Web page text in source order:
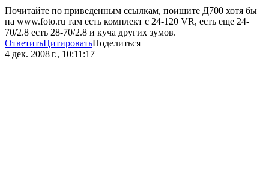
Почитайте по приведенным ссылкам, поищите Д700 хотя бы
на www.foto.ru там есть комплект с 24-120 VR, есть еще 24-
70/2.8 есть 28-70/2.8 и куча других зумов.
ОтветитьЦитироватьПоделиться
4 дек. 2008 г., 10:11:17